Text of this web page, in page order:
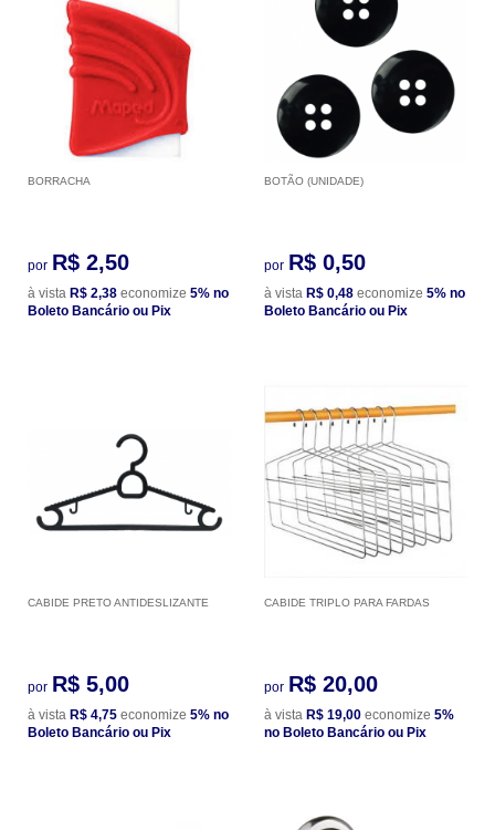
BORRACHA
por R$ 2,50
à vista R$ 2,38 economize 5% no
Boleto Bancário ou Pix
BOTÃO (UNIDADE)
por R$ 0,50
à vista R$ 0,48 economize 5% no
Boleto Bancário ou Pix
CABIDE PRETO ANTIDESLIZANTE
por R$ 5,00
à vista R$ 4,75 economize 5% no
Boleto Bancário ou Pix
CABIDE TRIPLO PARA FARDAS
por R$ 20,00
à vista R$ 19,00 economize 5%
no Boleto Bancário ou Pix